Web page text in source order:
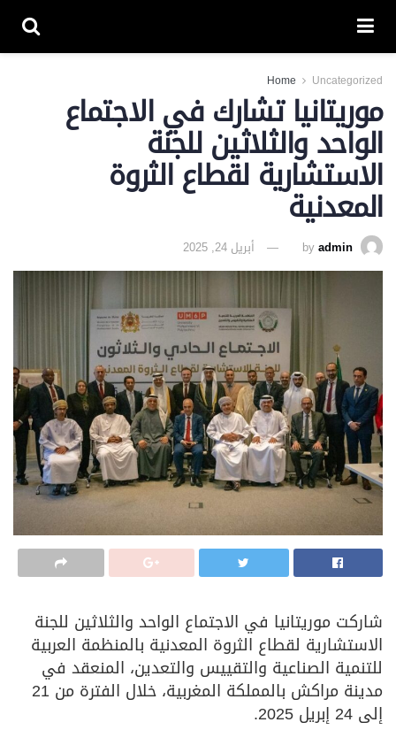
Home Uncategorized
موريتانيا تشارك في الاجتماع
الواحد والثلاثين للجنة
الاستشارية لقطاع الثروة
المعدنية
byadmin أبريل 24, 2025
شاركت موريتانيا في الاجتماع الواحد والثلاثين للجنة
الاستشارية لقطاع الثروة المعدنية بالمنظمة العربية
للتنمية الصناعية والتقييس والتعدين، المنعقد في
مدينة مراكش بالمملكة المغربية، خلال الفترة من 21
إلى 24 إبريل 2025.